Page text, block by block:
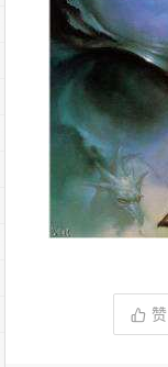
赞